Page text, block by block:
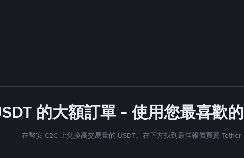
的大額訂單 - 使用您最喜歡
在幣安 C2C 上兌換高交易量的 USDT。在下方找到最佳報價買賣 Tether